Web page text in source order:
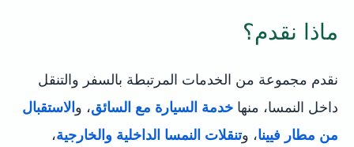
ماذا نقدم؟
نقدم مجموعة من الخدمات المرتبطة بالسفر والتنقل
داخل النمسا، منها خدمة السيارة مع السائق، و الاستقبال
من مطار فيينا، وتنقلات النمسا الداخلية والخارجية،